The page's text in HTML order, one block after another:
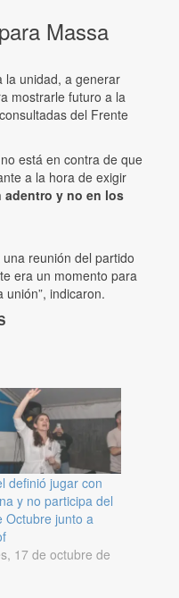
Massa
la unidad, a generar
mostrarle futuro a la
del Frente
está en contra de que
a la hora de exigir
adentro y no en los
reunión del partido
era un momento para
indicaron.
definió jugar con
y no participa del
Octubre junto a
17 de octubre de